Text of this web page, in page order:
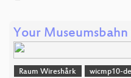
Your
Raum Wireshårk wicmp10-